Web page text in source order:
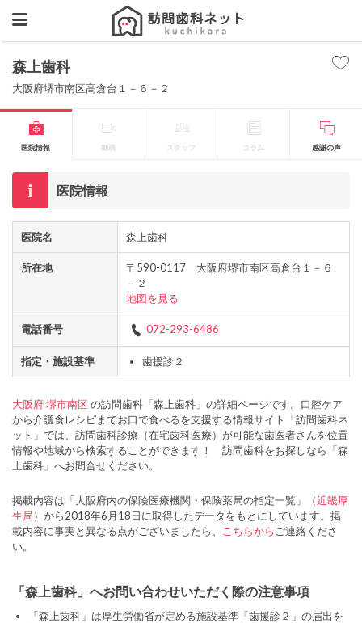
森上歯科
大阪府堺市南区高倉台１－６－２
医院情報 動画 スタッフ コラム 感謝の声
医院情報
医院名 森上歯科
所在地
〒590-0117 大阪府堺市南区高倉台１－６
－２
地図を見る
電話番号 072-293-6486
指定・施設基準 歯援診２
大阪府堺市南区の訪問歯科「森上歯科」の詳細ページです。口腔ケア
から介護食レシピまでお口で食べるを支援する情報サイト「訪問歯科ネ
ット」では、訪問歯科診療（在宅歯科医療）が可能な歯医者さんを位置
情報や地域から検索することができます！ 訪問歯科をお探しなら「森
上歯科」へお問合せください。
掲載内容は「大阪府内の保険医療機関・保険薬局の指定一覧」（近畿厚
生局）から2018年6月18日に取得したデータをもとにしています。掲
載内容に事実と異なる点がございましたら、
こちらから ご連絡くださ
い。
「森上歯科」へお問い合わせいただく際の注意事項
「森上歯科」は厚生労働省が定める施設基準「歯援診２」の届出を